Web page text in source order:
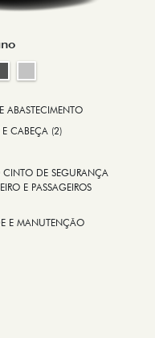
ABASTECIMENTO
E CABEÇA (2)
DE SEGURANÇA
E PASSAGEIROS
E MANUTENÇÃO